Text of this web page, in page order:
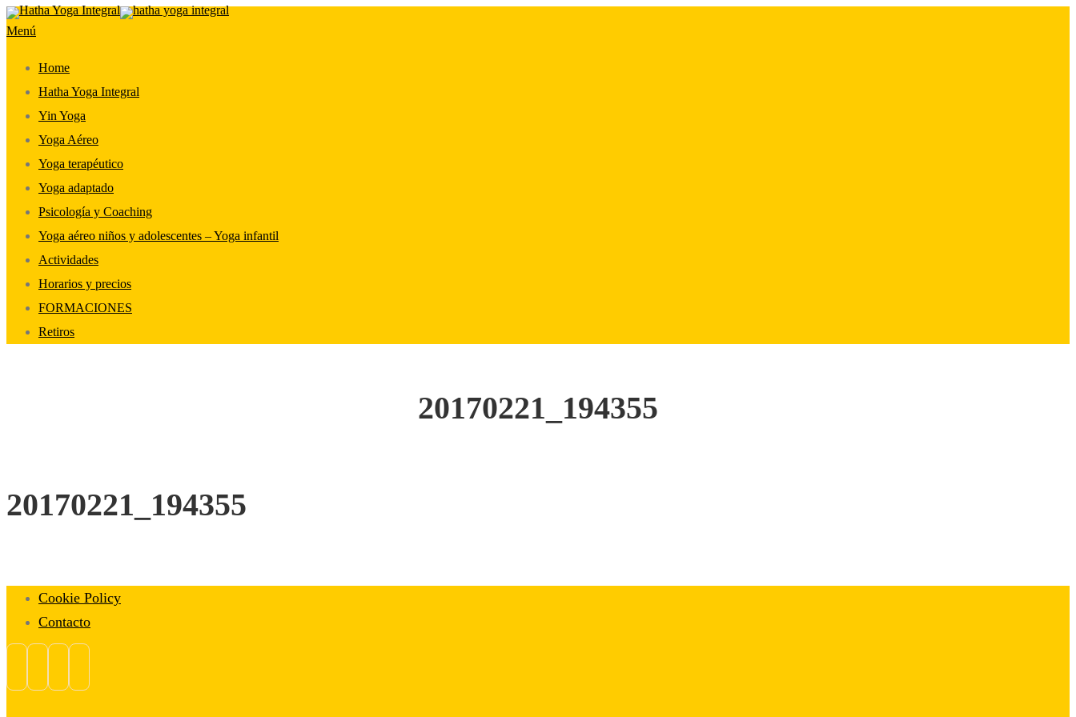
Saltar
al
Menú
Home
Hatha Yoga Integral
Yin Yoga
Yoga Aéreo
Yoga terapéutico
Yoga adaptado
Psicología y Coaching
Yoga aéreo niños y adolescentes – Yoga infantil
Actividades
Horarios y precios
FORMACIONES
Retiros
20170221_194355
20170221_194355
Cookie Policy
Contacto